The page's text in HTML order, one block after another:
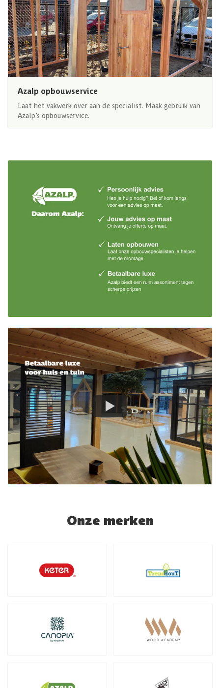
Azalp opbouwservice
Laat het vakwerk over aan de specialist. Maak gebruik van
Azalp’s opbouwservice.
Onze merken